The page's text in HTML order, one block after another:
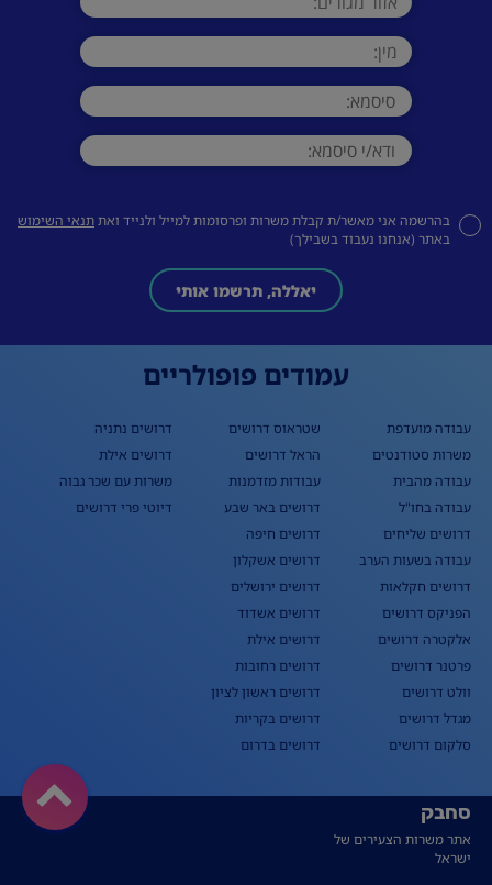
בהרשמה אני מאשר/ת קבלת משרות ופרסומות למייל ולנייד ואתתנאי השימוש
באתר (אנחנו נעבוד בשבילך)
יאללה, תרשמו אותי
עמודים פופולריים
עבודה מועדפת
משרות סטודנטים
עבודה מהבית
עבודה בחו"ל
דרושים שליחים
עבודה בשעות הערב
דרושים חקלאות
הפניקס דרושים
אלקטרה דרושים
פרטנר דרושים
וולט דרושים
מגדל דרושים
סלקום דרושים
שטראוס דרושים
הראל דרושים
עבודות מזדמנות
דרושים באר שבע
דרושים חיפה
דרושים אשקלון
דרושים ירושלים
דרושים אשדוד
דרושים אילת
דרושים רחובות
דרושים ראשון לציון
דרושים בקריות
דרושים בדרום
דרושים נתניה
דרושים אילת
משרות עם שכר גבוה
דיוטי פרי דרושים
סחבק
אתר משרות הצעירים של
ישראל